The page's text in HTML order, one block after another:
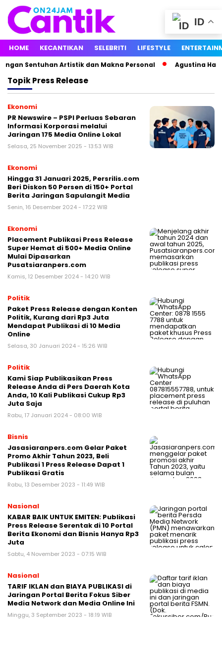
HOME KECANTIKAN SELEBRITI LIFESTYLE
Sentuhan Artistik dan Makna Personal Agustina
TopikPress Release
Ekonomi
PR Newswire – PSPI Perluas Sebaran
Informasi Korporasi melalui
Jaringan 175 Media Online Lokal
Selasa, 25 November 2025 - 13:53 WIB
Ekonomi
Hingga 31 Januari 2025, Persrilis.com
Beri Diskon 50 Persen di 150+ Portal
Berita Jaringan Sapulangit Media
Senin, 16 Desember 2024 - 17:22 WIB
Ekonomi
Placement Publikasi Press Release
Super Hemat di 500+ Media Online
Mulai Dipasarkan
Pusatsiaranpers.com
Kamis, 12 Desember 2024 - 14:20 WIB
Politik
Paket Press Release dengan Konten
Politik, Kurang dari Rp3 Juta
Mendapat Publikasi di 10 Media
Online
Selasa, 30 Januari 2024 - 15:26 WIB
Politik
Kami Siap Publikasikan Press
Release Anda di Pers Daerah Kota
Anda, 10 Kali Publikasi Cukup Rp3
Juta Saja
Rabu, 17 Januari 2024 - 08:00 WIB
Bisnis
Jasasiaranpers.com Gelar Paket
Promo Akhir Tahun 2023, Beli
Publikasi 1 Press Release Dapat 1
Publikasi Gratis
Rabu, 13 Desember 2023 - 11:49 WIB
Nasional
KABAR BAIK UNTUK EMITEN: Publikasi
Press Release Serentak di 10 Portal
Berita Ekonomi dan Bisnis Hanya Rp3
Juta
Sabtu, 4 November 2023 - 07:15 WIB
Nasional
TARIF IKLAN dan BIAYA PUBLIKASI di
Jaringan Portal Berita Fokus Siber
Media Network dan Media Online Ini
Minggu, 3 September 2023 - 18:19 WIB
ID